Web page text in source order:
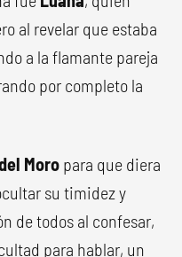
al revelar que estaba
a la flamante pareja
por completo la
Moro para que diera
su timidez y
de todos al confesar,
para hablar, un